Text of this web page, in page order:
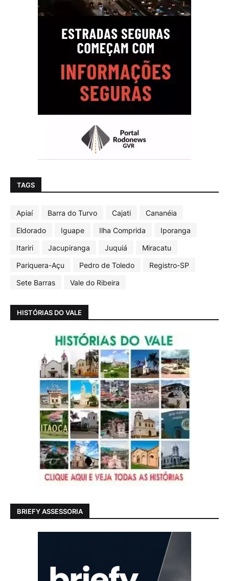
TAGS
Apiaí Barra do Turvo Cajati
Cananéia
Eldorado
Iguape Ilha Comprida
Iporanga
Itariri
Jacupiranga Juquiá
Miracatu
Pariquera-Açu
Pedro de Toledo
Registro-SP
Sete Barras
Vale do Ribeira
HISTÓRIAS DO VALE
BRIEFY ASSESSORIA